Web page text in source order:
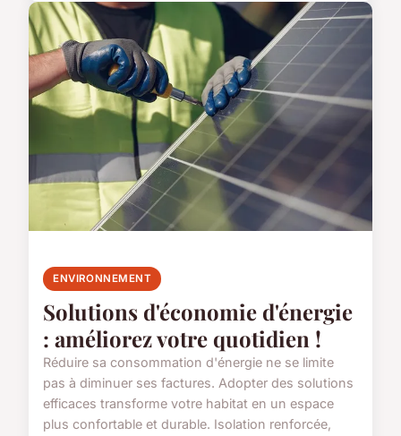
ENVIRONNEMENT
Solutions d'économie d'énergie
: améliorez votre quotidien !
Réduire sa consommation d'énergie ne se limite
pas à diminuer ses factures. Adopter des solutions
efficaces transforme votre habitat en un espace
plus confortable et durable. Isolation renforcée,